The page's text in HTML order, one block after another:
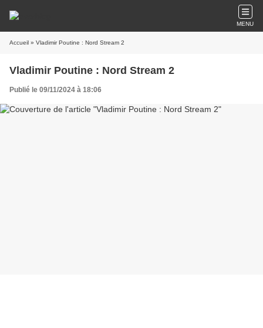
MENU
Accueil » Vladimir Poutine : Nord Stream 2
Vladimir Poutine : Nord Stream 2
Publié le 09/11/2024 à 18:06